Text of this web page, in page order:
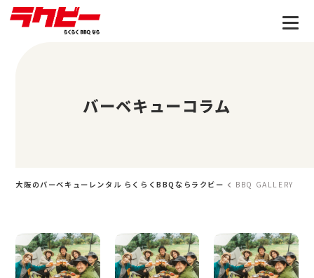
バーベキューコラム
大阪のバーベキューレンタル らくらくBBQならラクビー BBQ GALLERY